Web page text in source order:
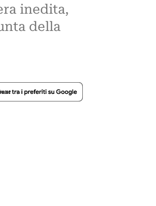
inedita,
della